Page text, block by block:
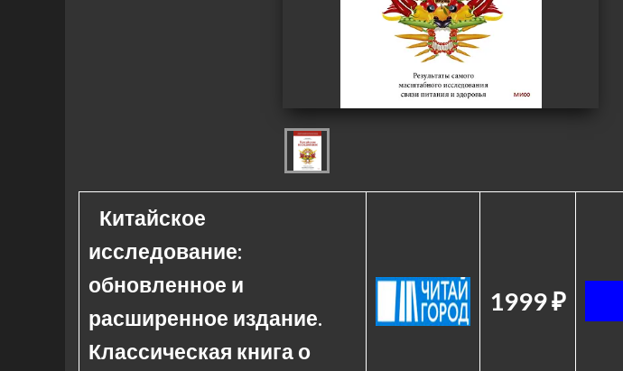
Китайское
исследование:
обновленное и
расширенное издание.
Классическая книга о
1999 ₽